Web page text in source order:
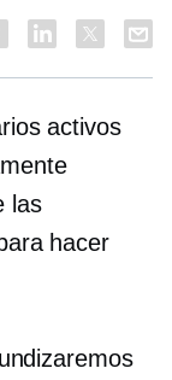
activos
las
hacer